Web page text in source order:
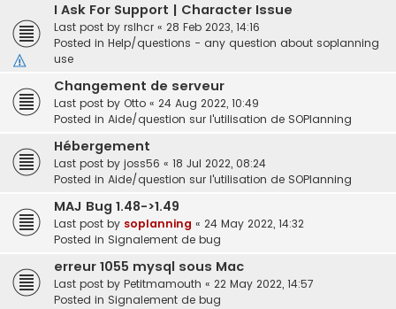
I Ask For Support | Character Issue
Last post by rslhcr « 28 Feb 2023, 14:16
Posted in Help/questions - any question about soplanning
use
Changement de serveur
Last post by Otto « 24 Aug 2022, 10:49
Posted in Aide/question sur l'utilisation de SOPlanning
Hébergement
Last post by joss56 « 18 Jul 2022, 08:24
Posted in Aide/question sur l'utilisation de SOPlanning
MAJ Bug 1.48->1.49
Last post by soplanning « 24 May 2022, 14:32
Posted in Signalement de bug
erreur 1055 mysql sous Mac
Last post by Petitmamouth « 22 May 2022, 14:57
Posted in Signalement de bug